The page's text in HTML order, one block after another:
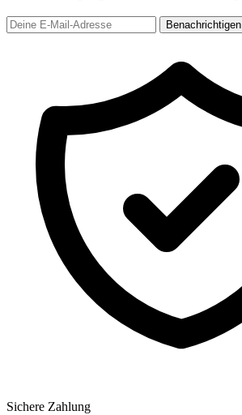
Benachrichtigen
Sichere Zahlung